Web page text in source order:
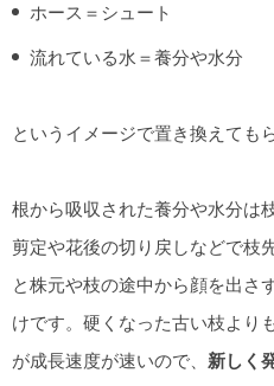
ホース＝シュート
流れている水＝養分や水分
というイメージで置き換えても
根から吸収された養分や水分は
剪定や花後の切り戻しなどで枝
と株元や枝の途中から顔を出さ
けです。硬くなった古い枝より
が成長速度が速いので、 新しく